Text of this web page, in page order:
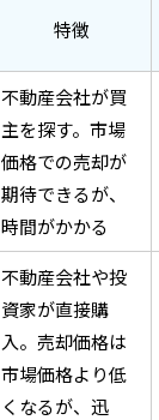
特徴
不動産会社が買
主を探す。市場
価格での売却が
期待できるが、
時間がかかる
不動産会社や投
資家が直接購
入。売却価格は
市場価格より低
くなるが、迅